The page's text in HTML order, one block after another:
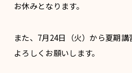
お休みとなります。
また、7月24日（火）から夏期講
よろしくお願いします。